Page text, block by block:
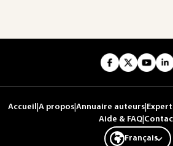
Accueil A propos Annuaire auteurs
Aide & FAQ|
Français